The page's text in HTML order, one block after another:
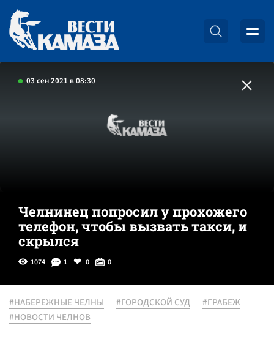
03 сен 2021 в 08:30
Челнинец попросил у прохожего
телефон, чтобы вызвать такси, и
скрылся
1074 1 0 0
#НАБЕРЕЖНЫЕ ЧЕЛНЫ #ГОРОДСКОЙ СУД
#ГРАБЕЖ
#НОВОСТИ ЧЕЛНОВ